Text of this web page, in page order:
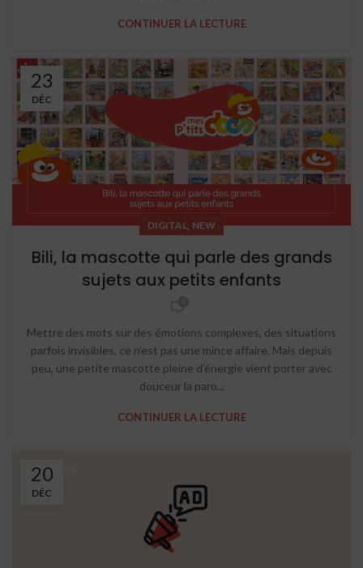
CONTINUER LA LECTURE
23
DÉC
DIGITAL, NEW
Bili, la mascotte qui parle des grands
sujets aux petits enfants
Mettre des mots sur des émotions complexes, des situations
parfois invisibles, ce n’est pas une mince affaire. Mais depuis
peu, une petite mascotte pleine d’énergie vient porter avec
douceur la paro...
CONTINUER LA LECTURE
20
DÉC